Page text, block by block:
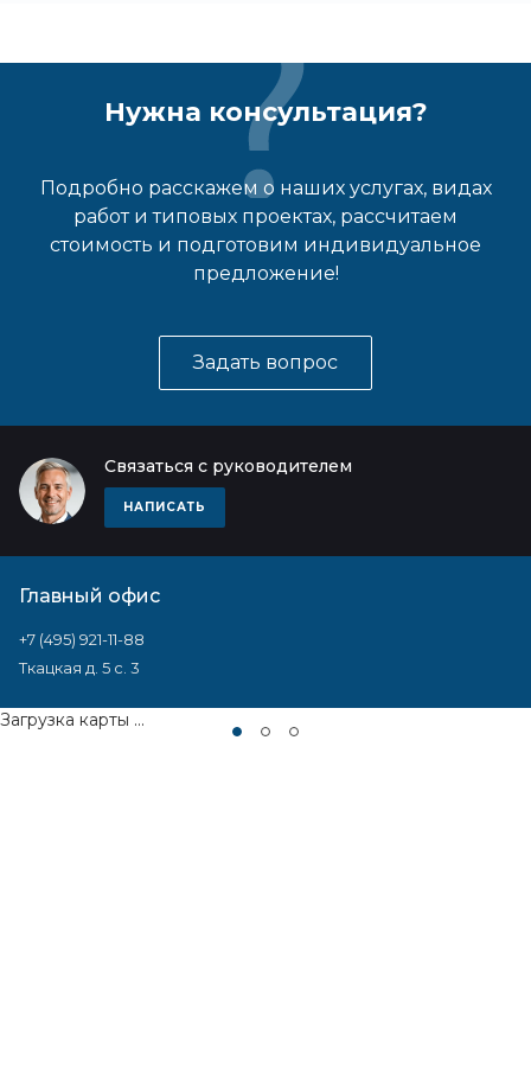
Нужна консультация?
Подробно расскажем о наших услугах, видах
работ и типовых проектах, рассчитаем
стоимость и подготовим индивидуальное
предложение!
Задать вопрос
Связаться с руководителем
НАПИСАТЬ
Главный офис
+7 (495) 921-11-88
Ткацкая д. 5 с. 3
Загрузка карты ...